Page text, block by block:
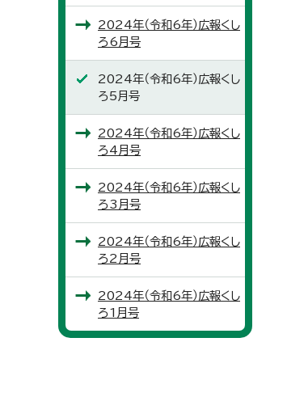
2024年（令和6年）広報くし
ろ6月号
2024年（令和6年）広報くし
ろ5月号
2024年（令和6年）広報くし
ろ4月号
2024年（令和6年）広報くし
ろ3月号
2024年（令和6年）広報くし
ろ2月号
2024年（令和6年）広報くし
ろ1月号